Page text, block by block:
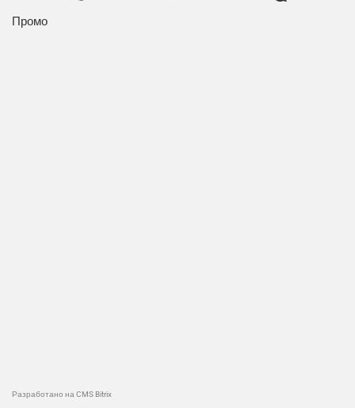
Промо
Разработано на CMS Bitrix